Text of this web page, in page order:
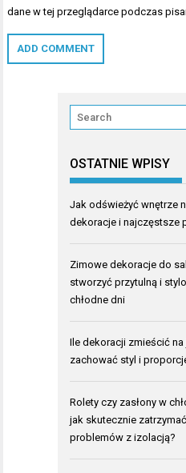
dane w tej przeglądarce podczas
OSTATNIE WPISY
Jak odświeżyć wnętrze
dekoracje i najczęstsze
Zimowe dekoracje do
stworzyć przytulną i
chłodne dni
Ile dekoracji zmieścić
zachować styl i
Rolety czy zasłony w
jak skutecznie
problemów z izolacją?